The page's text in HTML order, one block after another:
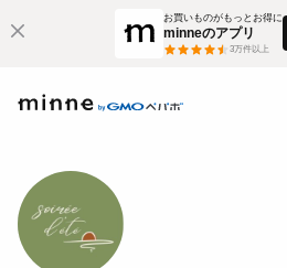
お買いものがもっとお得に
minneのアプリ
3万件以上